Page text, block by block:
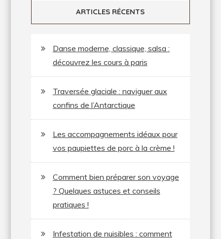
ARTICLES RÉCENTS
Danse moderne, classique, salsa :
découvrez les cours à paris
Traversée glaciale : naviguer aux
confins de l’Antarctique
Les accompagnements idéaux pour
vos paupiettes de porc à la crème !
Comment bien préparer son voyage
? Quelques astuces et conseils
pratiques !
Infestation de nuisibles : comment